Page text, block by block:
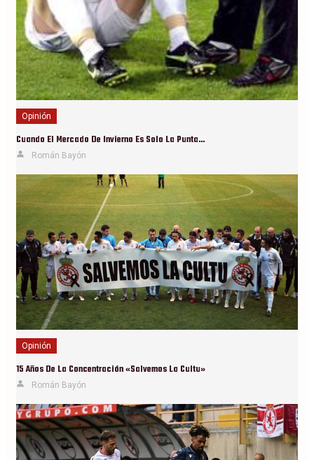
Opinión
Cuando El Mercado De Invierno Es Solo La Punta…
Román Bayón
Opinión
15 Años De La Concentración «Salvemos La Cultu»
Román Bayón